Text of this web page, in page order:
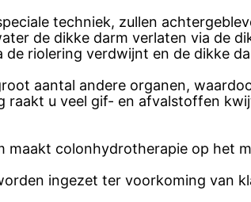
techniek, zullen
de dikke darm verlaten via de
riolering verdwijnt en de dikke
aantal andere organen,
raakt u veel gif- en afvalstoffen
maakt colonhydrotherapie op het
ingezet ter voorkoming van